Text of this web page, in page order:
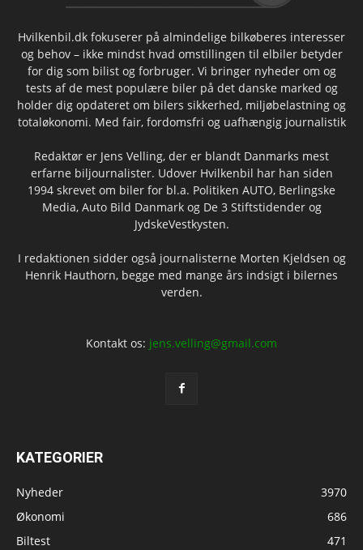
Hvilkenbil.dk fokuserer på almindelige bilkøberes interesser
og behov – ikke mindst hvad omstillingen til elbiler betyder
for dig som bilist og forbruger. Vi bringer nyheder om og
tests af de mest populære biler på det danske marked og
holder dig opdateret om bilers sikkerhed, miljøbelastning og
totaløkonomi. Med fair, fordomsfri og uafhængig journalistik
Redaktør er Jens Velling, der er blandt Danmarks mest
erfarne biljournalister. Udover Hvilkenbil har han siden
1994 skrevet om biler for bl.a. Politiken AUTO, Berlingske
Media, Auto Bild Danmark og De 3 Stiftstidender og
JydskeVestkysten.
I redaktionen sidder også journalisterne Morten Kjeldsen og
Henrik Hauthorn, begge med mange års indsigt i bilernes
verden.
Kontakt os: jens.velling@gmail.com
KATEGORIER
Nyheder
3970
Økonomi
686
Biltest
471